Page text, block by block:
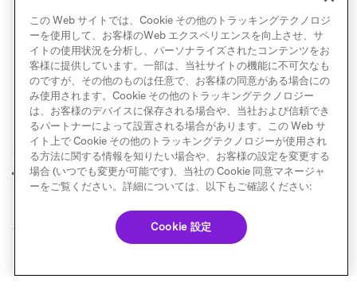
ください。カスタマイズを参照してください。
前へ 条件付きでメッセー
ジを表示する
© Braze. All Rights Reserved Privacy Policy
この Web サイトでは、Cookie その他のトラッキングテクノロジ
ーを使用して、お客様のWeb エクスペリエンスを向上させ、サ
イトの使用状況を分析し、パーソナライズされたコンテンツをお
客様に提供しています。一部は、当社サイトの機能に不可欠なも
のですが、その他のものは任意で、お客様の同意がある場合にの
み使用されます。Cookie その他のトラッキングテクノロジー
は、お客様のデバイスに保存される場合や、当社および信頼でき
るパートナーによって設置される場合があります。この Web サ
イト上で Cookie その他のトラッキングテクノロジーが使用され
る方法に関する情報を知りたい場合や、お客様の設定を変更する
場合 (いつでも変更が可能です)、当社の Cookie 同意マネージャ
ーをご覧ください。詳細については、以下もご確認ください:
Cookie 設定